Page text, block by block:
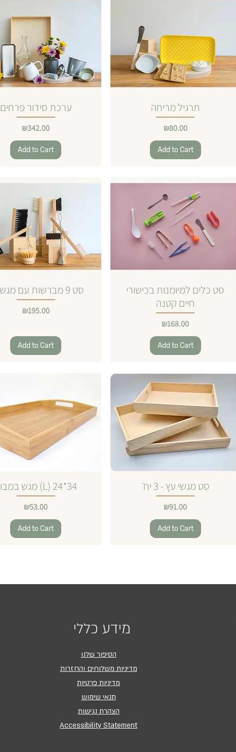
ערכת סידור פרחים
Price
₪342.00
Add to Cart
תרגיל מריחה
Price
₪80.00
Add to Cart
סט 9 מברשות עם מגש עץ
Price
₪195.00
Add to Cart
סט כלים למיומנות בכישורי
חיים קטנה
Price
₪168.00
Add to Cart
מגש במבוק (L) 24*34
Price
₪53.00
Add to Cart
סט מגשי עץ - 3 יח׳
Price
₪91.00
Add to Cart
מידע כללי
הסיפור שלנו
מדיניות משלוחים והחזרות
מדיניות פרטיות
תנאי שימוש
הצהרת נגישות
Accessibility Statement